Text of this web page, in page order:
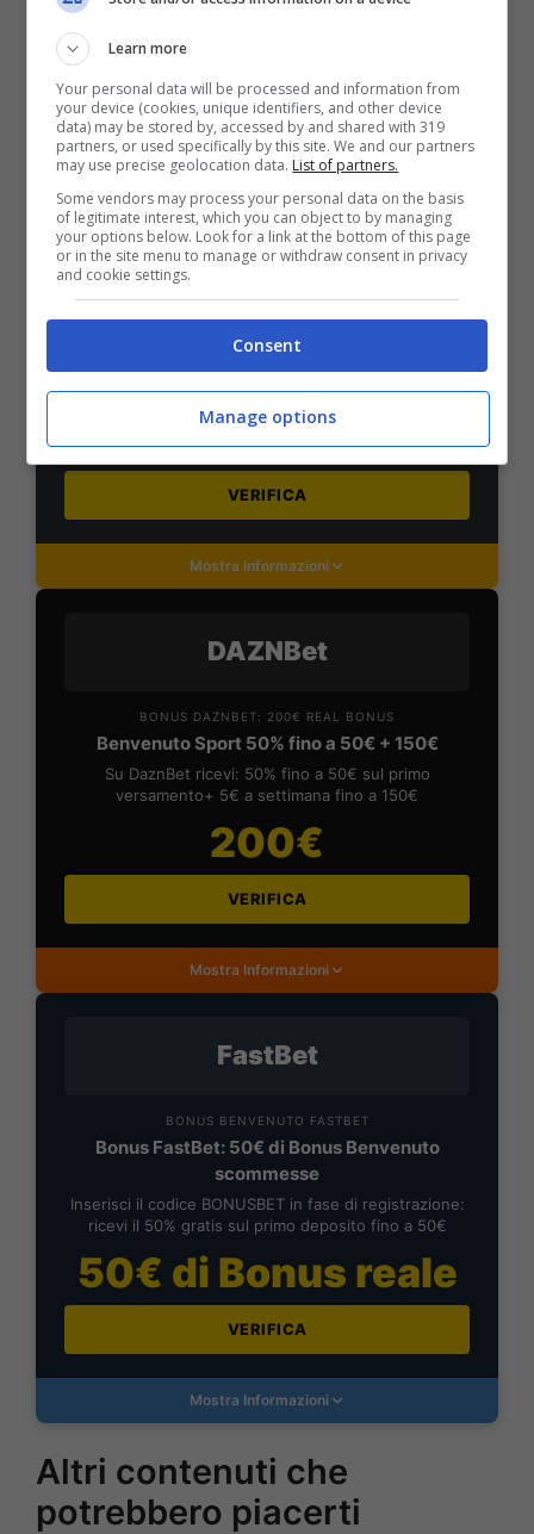
1000€
Mostra Informazioni
PlanetWin365
Planetwin365: 2050€ per sport e scommesse
Iscrivendoti a PlanetWin365 ricevi: 100% fino a 2000€
in Bonus Scommesse + 100% fino a 50€ in Bonus
Sport
2050€
VERIFICA
Mostra Informazioni
DAZNBet
BONUS DAZNBET: 200€ REAL BONUS
Benvenuto Sport 50% fino a 50€ + 150€
Su DaznBet ricevi: 50% fino a 50€ sul primo
versamento+ 5€ a settimana fino a 150€
200€
VERIFICA
Mostra Informazioni
FastBet
BONUS BENVENUTO FASTBET
Bonus FastBet: 50€ di Bonus Benvenuto
scommesse
Inserisci il codice BONUSBET in fase di registrazione:
ricevi il 50% gratis sul primo deposito fino a 50€
50€ di Bonus reale
VERIFICA
Mostra Informazioni
Altri contenuti che
potrebbero piacerti
Learn more
Your personal data will be processed and information from
your device (cookies, unique identifiers, and other device
data) may be stored by, accessed by and shared with 319
partners, or used specifically by this site. We and our partners
may use precise geolocation data. List of partners.
Some vendors may process your personal data on the basis
of legitimate interest, which you can object to by managing
your options below. Look for a link at the bottom of this page
or in the site menu to manage or withdraw consent in privacy
and cookie settings.
Consent
Manage options